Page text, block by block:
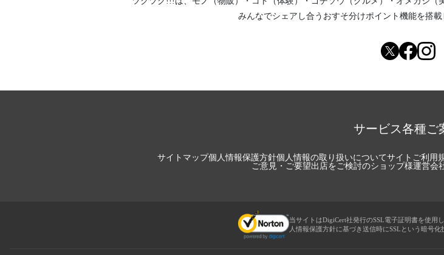
みんなでシェアし合う おすそ分けポイント機能を搭載
サービス各種ご
サイトマップ個人情報保護方針個人情報の取り扱いについてサイトご利用
ご意見・ご要望出店をご検討のショップ様運営会
当サイトはDigiCert社発行のSSL電子証明書を使用
人情報保護方針に基づき送信時にSSLという暗号化